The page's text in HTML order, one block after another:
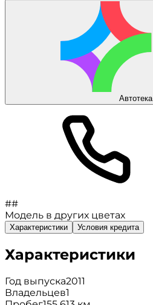
Автотека
##
Модель в других цветах
Характеристики Условия кредита
Характеристики
Год выпуска2011
Владельцев1